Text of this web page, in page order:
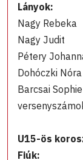
Lányok:
Nagy Rebeka
Nagy Judit
Pétery
Dohóczki Nóra
Barcsai
U15-ös
Fiúk: